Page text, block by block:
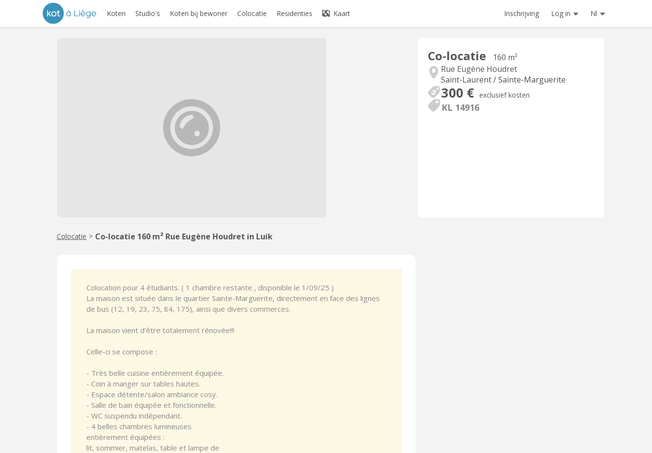
Koten Studio's Koten bij bewoner Colocatie Residenties Kaart Inschrijving Log in Nl
Co-locatie
160 m²
Rue Eugène Houdret
Saint-Laurent / Sainte-Marguerite
300 € exclusief kosten
KL 14916
Colocatie > Co-locatie 160 m² Rue Eugène Houdret in Luik
Colocation pour 4 étudiants. ( 1 chambre restante , disponible le 1/09/25 )
La maison est située dans le quartier Sainte-Marguerite, directement en face des lignes
de bus (12, 19, 23, 75, 84, 175), ainsi que divers commerces.
La maison vient d'être totalement rénovée!!!
Celle-ci se compose :
- Très belle cuisine entièrement équipée.
- Coin à manger sur tables hautes.
- Espace détente/salon ambiance cosy.
- Salle de bain équipée et fonctionnelle.
- WC suspendu indépendant.
- 4 belles chambres lumineuses
entièrement équipées :
lit, sommier, matelas, table et lampe de